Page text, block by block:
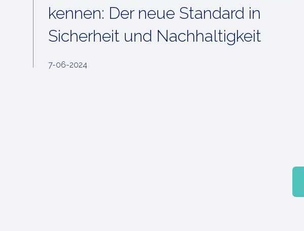
kennen: Der neue Standard in
Sicherheit und Nachhaltigkeit
7-06-2024